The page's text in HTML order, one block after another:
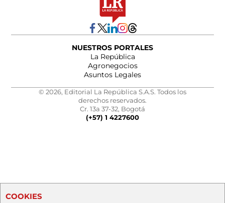
NUESTROS PORTALES
La República
Agronegocios
Asuntos Legales
© 2026, Editorial La República S.A.S. Todos los
derechos reservados.
Cr. 13a 37-32, Bogotá
(+57) 1 4227600
COOKIES